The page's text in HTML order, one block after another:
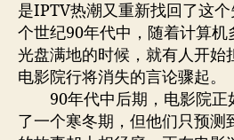
是IPTV热潮又重新找回了这
个世纪90年代中，随着计算
光盘满地的时候，就有人开始
电影院行将消失的言论骤起。
90年代中后期，电影院正
了一个寒冬期，但他们只预测